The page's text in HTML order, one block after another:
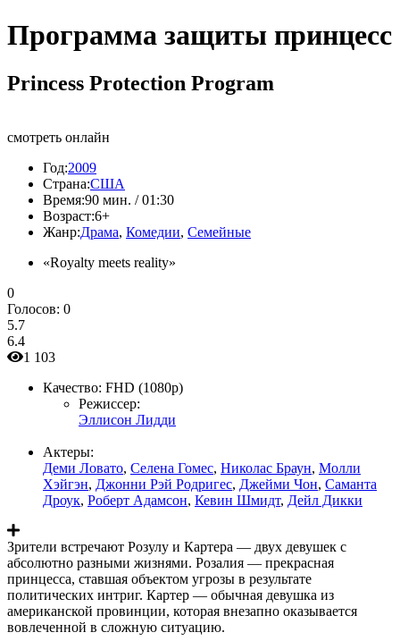
Программа защиты принцесс
Princess Protection Program
смотреть онлайн
Год:2009
Страна:США
Время:90 мин. / 01:30
Возраст:6+
Жанр:Драма, Комедии, Семейные
«Royalty meets reality»
0
Голосов: 0
5.7
6.4
1 103
Качество: FHD (1080p)
Режиссер:
Эллисон Лидди
Актеры:
Деми Ловато, Селена Гомес, Николас Браун, Молли
Хэйгэн, Джонни Рэй Родригес, Джейми Чон, Саманта
Дроук, Роберт Адамсон, Кевин Шмидт, Дейл Дикки
Зрители встречают Розулу и Картера — двух девушек с
абсолютно разными жизнями. Розалия — прекрасная
принцесса, ставшая объектом угрозы в результате
политических интриг. Картер — обычная девушка из
американской провинции, которая внезапно оказывается
вовлеченной в сложную ситуацию.